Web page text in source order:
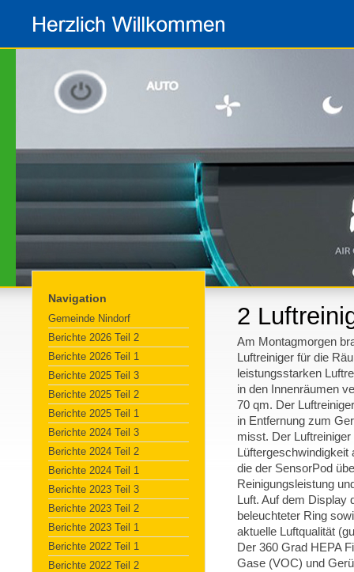
Navigation
Gemeinde Nindorf
Berichte 2026 Teil 2
Berichte 2026 Teil 1
Berichte 2025 Teil 3
Berichte 2025 Teil 2
Berichte 2025 Teil 1
Berichte 2024 Teil 3
Berichte 2024 Teil 2
Berichte 2024 Teil 1
Berichte 2023 Teil 3
Berichte 2023 Teil 2
Berichte 2023 Teil 1
Berichte 2022 Teil 1
Berichte 2022 Teil 2
2
Am Montagmorgen
Luftreiniger für die
leistungsstarken
in den Innenräumen
70 qm. Der
in Entfernung zum
misst. Der
die der SensorPod
Reinigungsleistung
Luft. Auf dem Display
beleuchteter Ring
aktuelle Luftqualität
Der 360 Grad HEPA
Gase (VOC) und